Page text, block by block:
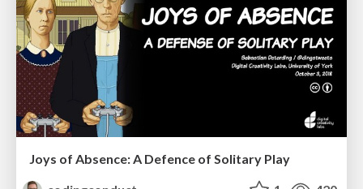
Joys of Absence: A Defence of Solitary Play